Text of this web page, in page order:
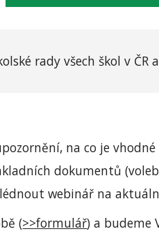
rady všech škol v ČR
na co je
dokumentů
webinář na
(>>formulář) a budeme